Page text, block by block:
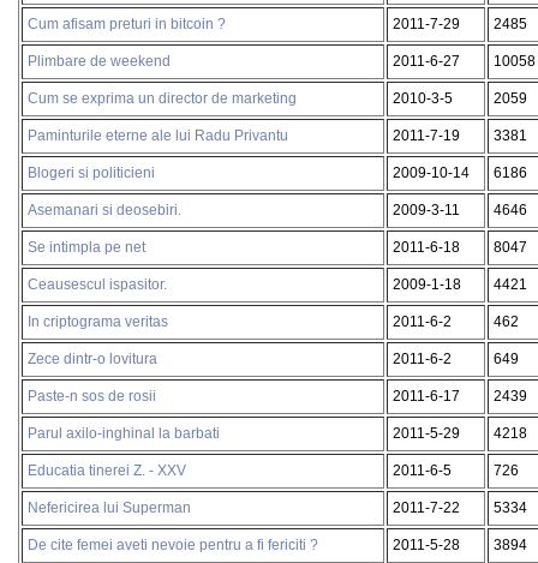
Cum afisam preturi in bitcoin ? 2011-7-29 2485
Plimbare de weekend 2011-6-27 10058
Cum se exprima un director de marketing 2010-3-5 2059
Paminturile eterne ale lui Radu Privantu 2011-7-19 3381
Blogeri si politicieni 2009-10-14 6186
Asemanari si deosebiri. 2009-3-11 4646
Se intimpla pe net 2011-6-18 8047
Ceausescul ispasitor. 2009-1-18 4421
In criptograma veritas 2011-6-2 462
Zece dintr-o lovitura 2011-6-2 649
Paste-n sos de rosii 2011-6-17 2439
Parul axilo-inghinal la barbati 2011-5-29 4218
Educatia tinerei Z. - XXV 2011-6-5 726
Nefericirea lui Superman 2011-7-22 5334
De cite femei aveti nevoie pentru a fi fericiti ? 2011-5-28 3894